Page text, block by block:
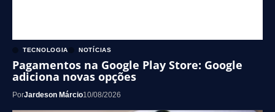
TECNOLOGIA NOTÍCIAS
Pagamentos na Google Play Store: Google
adiciona novas opções
PorJardeson Márcio10/08/2026